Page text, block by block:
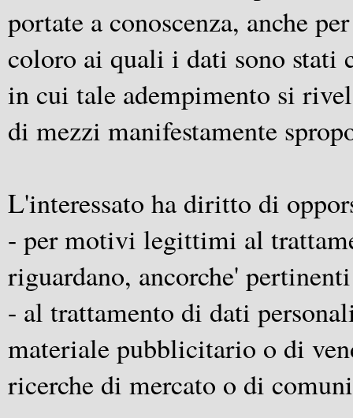
portate a conoscenza, anche
coloro ai quali i dati sono stati
in cui tale adempimento si
di mezzi manifestamente
L'interessato ha diritto di
- per motivi legittimi al
riguardano, ancorche'
- al trattamento di dati
materiale pubblicitario o di
ricerche di mercato o di